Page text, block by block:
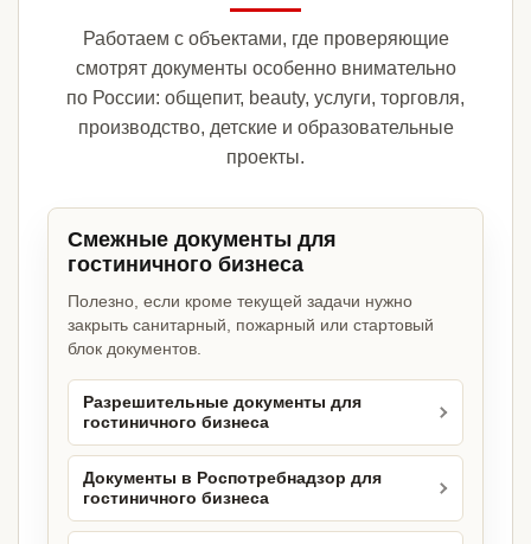
Работаем с объектами, где проверяющие
смотрят документы особенно внимательно
по России: общепит, beauty, услуги, торговля,
производство, детские и образовательные
проекты.
Смежные документы для
гостиничного бизнеса
Полезно, если кроме текущей задачи нужно
закрыть санитарный, пожарный или стартовый
блок документов.
Разрешительные документы для
гостиничного бизнеса
Документы в Роспотребнадзор для
гостиничного бизнеса